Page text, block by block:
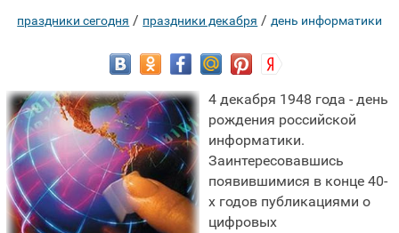
праздники сегодня / праздники декабря /день информатики
4 декабря 1948 года - день
рождения российской
информатики.
Заинтересовавшись
появившимися в конце 40-
х годов публикациями о
цифровых